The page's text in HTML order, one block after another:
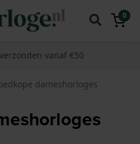
0
vanaf €50
dameshorloges